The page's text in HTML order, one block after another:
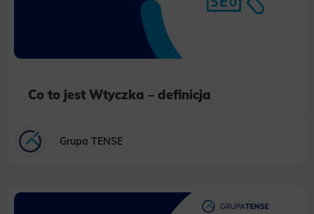
Co to jest Wtyczka – definicja
Grupa TENSE